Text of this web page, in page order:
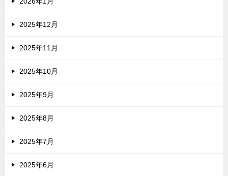
2025年12月
2025年11月
2025年10月
2025年9月
2025年8月
2025年7月
2025年6月